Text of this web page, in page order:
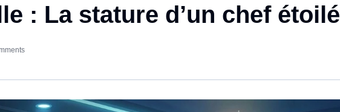
: La stature d’un chef étoilé